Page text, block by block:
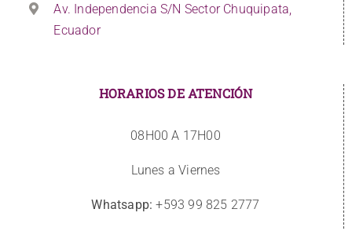
Av. Independencia S/N Sector Chuquipata,
Ecuador
HORARIOS DE ATENCIÓN
08H00 A 17H00
Lunes a Viernes
Whatsapp: +593 99 825 2777